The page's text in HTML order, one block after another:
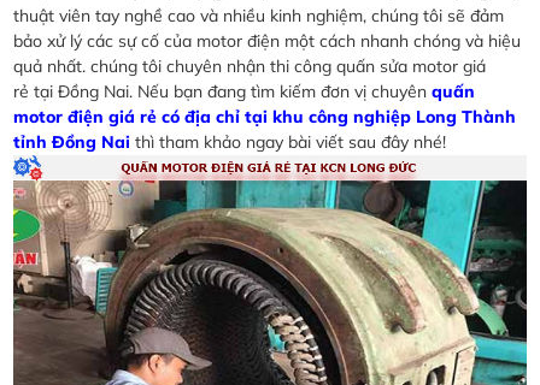
thuật viên tay nghề cao và nhiều kinh nghiệm, chúng tôi sẽ đảm
bảo xử lý các sự cố của motor điện một cách nhanh chóng và hiệu
quả nhất. chúng tôi chuyên nhận thi công quấn sửa motor giá
rẻ tại Đồng Nai. Nếu bạn đang tìm kiếm đơn vị chuyên quấn
motor điện giá rẻ có địa chỉ tại khu công nghiệp Long Thành
tỉnh Đồng Nai thì tham khảo ngay bài viết sau đây nhé!